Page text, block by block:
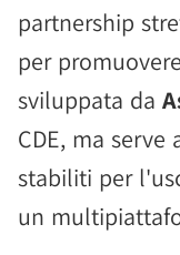
partnership
per
sviluppata da
CDE, ma
stabiliti per
un